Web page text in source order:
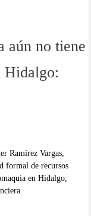
aún no tiene
Hidalgo:
Ramírez Vargas,
formal de recursos
en Hidalgo,